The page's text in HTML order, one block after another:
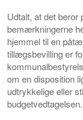
Udtalt, at det beror
bemærkningerne
hjemmel til en
tillægsbevilling er
om en disposition
udtrykkelige eller
budgetvedtagelsen.